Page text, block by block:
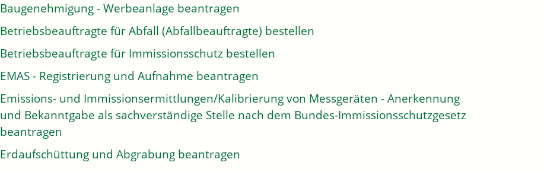
Baugenehmigung - Werbeanlage beantragen
Betriebsbeauftragte für Abfall (Abfallbeauftragte) bestellen
Betriebsbeauftragte für Immissionsschutz bestellen
EMAS - Registrierung und Aufnahme beantragen
Emissions- und Immissionsermittlungen/Kalibrierung von Messgeräten - Anerkennung
und Bekanntgabe als sachverständige Stelle nach dem Bundes-Immissionsschutzgesetz
beantragen
Erdaufschüttung und Abgrabung beantragen